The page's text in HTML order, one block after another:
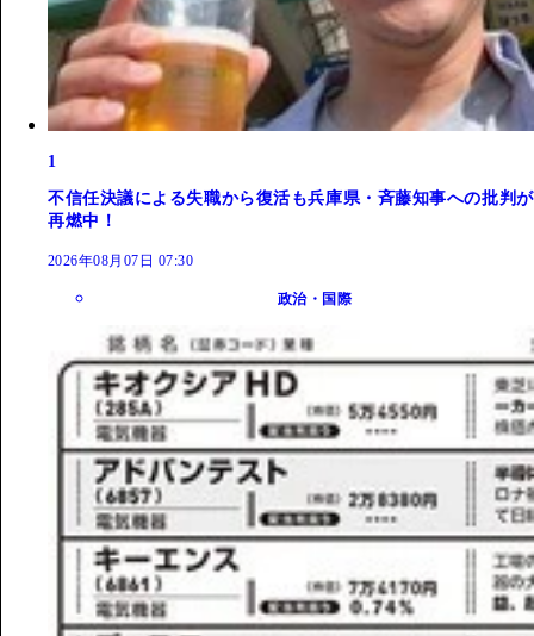
1
不信任決議による失職から復活も兵庫県・斉藤知事への批判が
再燃中！
2026年08月07日 07:30
政治・国際